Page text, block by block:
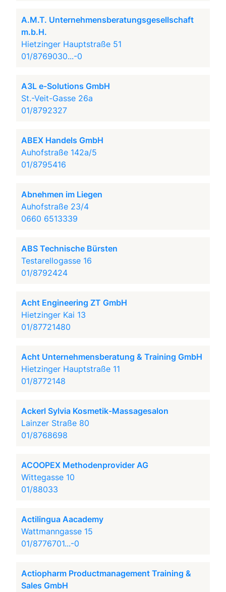
A.M.T. Unternehmensberatungsgesellschaft
m.b.H.
Hietzinger Hauptstraße 51
01/8769030...-0
A3L e-Solutions GmbH
St.-Veit-Gasse 26a
01/8792327
ABEX Handels GmbH
Auhofstraße 142a/5
01/8795416
Abnehmen im Liegen
Auhofstraße 23/4
0660 6513339
ABS Technische Bürsten
Testarellogasse 16
01/8792424
Acht Engineering ZT GmbH
Hietzinger Kai 13
01/87721480
Acht Unternehmensberatung & Training GmbH
Hietzinger Hauptstraße 11
01/8772148
Ackerl Sylvia Kosmetik-Massagesalon
Lainzer Straße 80
01/8768698
ACOOPEX Methodenprovider AG
Wittegasse 10
01/88033
Actilingua Aacademy
Wattmanngasse 15
01/8776701...-0
Actiopharm Productmanagement Training &
Sales GmbH